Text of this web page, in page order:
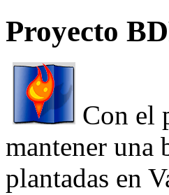
Proyecto
Con el
mantener una
plantadas en